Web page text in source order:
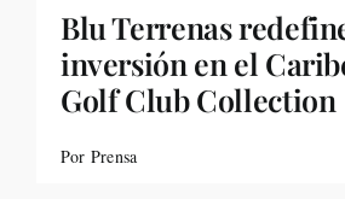
Blu Terrenas
inversión en el
Golf Club Collection
Por Prensa